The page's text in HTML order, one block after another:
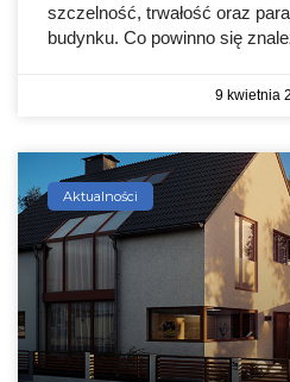
szczelność, trwałość oraz
budynku. Co powinno się
9 kwietnia
Aktualności